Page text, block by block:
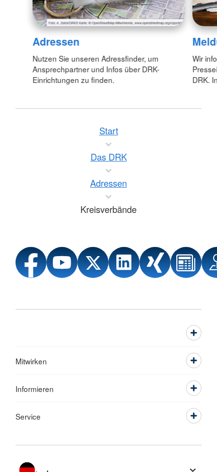
Adressen
Nutzen Sie unseren Adressfinder, um
Ansprechpartner und Infos über DRK-
Einrichtungen zu finden.
Wir
DRK.
Start
Das DRK
Adressen
Kreisverbände
Mitwirken
Informieren
Service
Sprache wechseln zu